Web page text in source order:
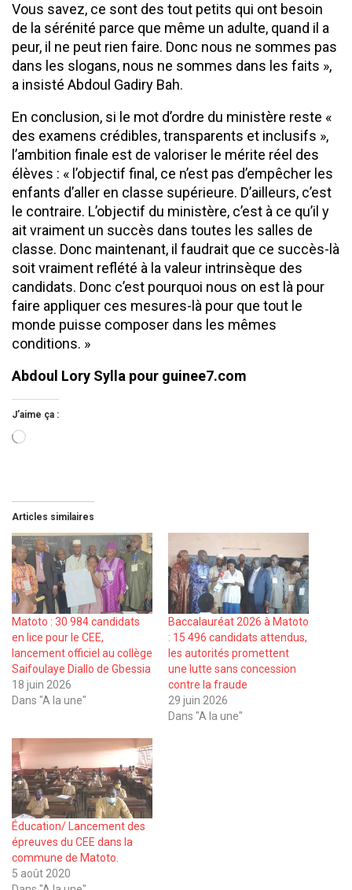
Vous savez, ce sont des tout petits qui ont besoin
de la sérénité parce que même un adulte, quand il a
peur, il ne peut rien faire. Donc nous ne sommes pas
dans les slogans, nous ne sommes dans les faits »,
a insisté Abdoul Gadiry Bah.
​En conclusion, si le mot d’ordre du ministère reste «
des examens crédibles, transparents et inclusifs »,
l’ambition finale est de valoriser le mérite réel des
élèves : ​« l’objectif final, ce n’est pas d’empêcher les
enfants d’aller en classe supérieure. D’ailleurs, c’est
le contraire. L’objectif du ministère, c’est à ce qu’il y
ait vraiment un succès dans toutes les salles de
classe. Donc maintenant, il faudrait que ce succès-là
soit vraiment reflété à la valeur intrinsèque des
candidats. Donc c’est pourquoi nous on est là pour
faire appliquer ces mesures-là pour que tout le
monde puisse composer dans les mêmes
conditions. »
Abdoul Lory Sylla pour guinee7.com
J’aime ça :
Chargement…
Articles similaires
Matoto : 30 984 candidats
en lice pour le CEE,
lancement officiel au collège
Saifoulaye Diallo de Gbessia
18 juin 2026
Dans "A la une"
Baccalauréat 2026 à Matoto
: 15 496 candidats attendus,
les autorités promettent
une lutte sans concession
contre la fraude
29 juin 2026
Dans "A la une"
Éducation/ Lancement des
épreuves du CEE dans la
commune de Matoto.
5 août 2020